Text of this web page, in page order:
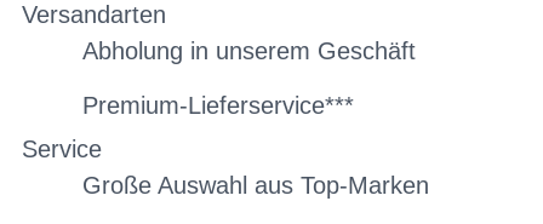
Versandarten
Abholung in unserem Geschäft
Premium-Lieferservice***
Service
Große Auswahl aus Top-Marken